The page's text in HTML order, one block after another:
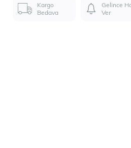
Kargo
Bedava
Gelince
Ver